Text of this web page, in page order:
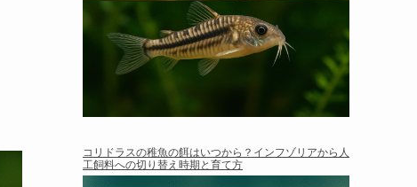
コリドラスの稚魚の餌はいつから？インフゾリアから人
工飼料への切り替え時期と育て方